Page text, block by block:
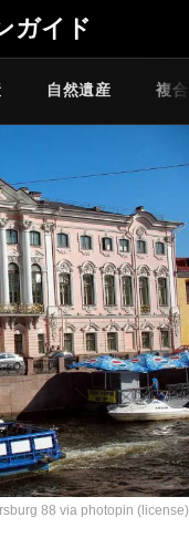
ガイド
自然遺産 複
88 via photopin (license)